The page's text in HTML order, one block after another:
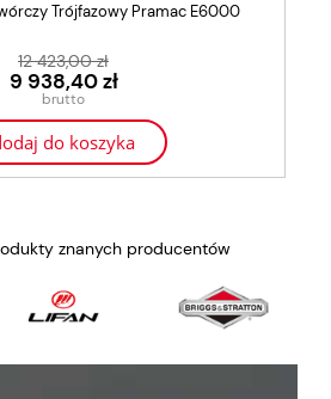
Trójfazowy Pramac E6000
12 423,00 zł
9 938,40 zł
do koszyka
znanych producentów